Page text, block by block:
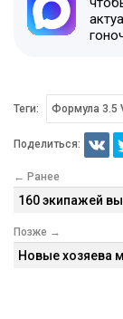
Теги: Формула 3.5
Поделиться:
← Ранее
160 экипажей
Позже →
Новые хозяева